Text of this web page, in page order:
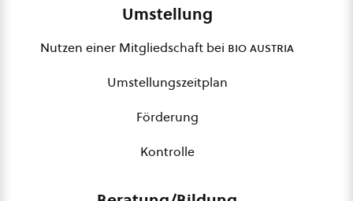
Umstellung
Nutzen einer Mitgliedschaft bei bio austria
Umstellungszeitplan
Förderung
Kontrolle